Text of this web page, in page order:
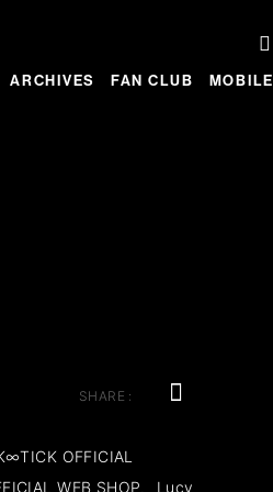
ARCHIVES FAN CLUB MOBILE
SHARE :
OFFICIAL
WEB SHOP、Lucy